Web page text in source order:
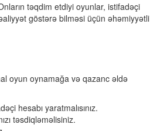
təqdim etdiyi oyunlar, istifadəçi
göstərə bilməsi üçün əhəmiyyətli
oyun oynamağa və qazanc əldə
hesabı yaratmalısınız.
təsdiqləməlisiniz.